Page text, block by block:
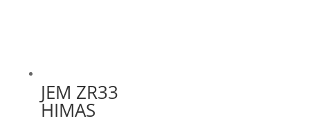
JEM ZR33
HIMAS